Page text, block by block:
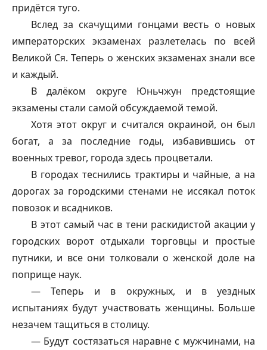
придётся туго.
Вслед за скачущими гонцами весть о новых
императорских экзаменах разлетелась по всей
Великой Ся. Теперь о женских экзаменах знали все
и каждый.
В далёком округе Юньчжун предстоящие
экзамены стали самой обсуждаемой темой.
Хотя этот округ и считался окраиной, он был
богат, а за последние годы, избавившись от
военных тревог, города здесь процветали.
В городах теснились трактиры и чайные, а на
дорогах за городскими стенами не иссякал поток
повозок и всадников.
В этот самый час в тени раскидистой акации у
городских ворот отдыхали торговцы и простые
путники, и все они толковали о женской доле на
поприще наук.
— Теперь и в окружных, и в уездных
испытаниях будут участвовать женщины. Больше
незачем тащиться в столицу.
— Будут состязаться наравне с мужчинами, на